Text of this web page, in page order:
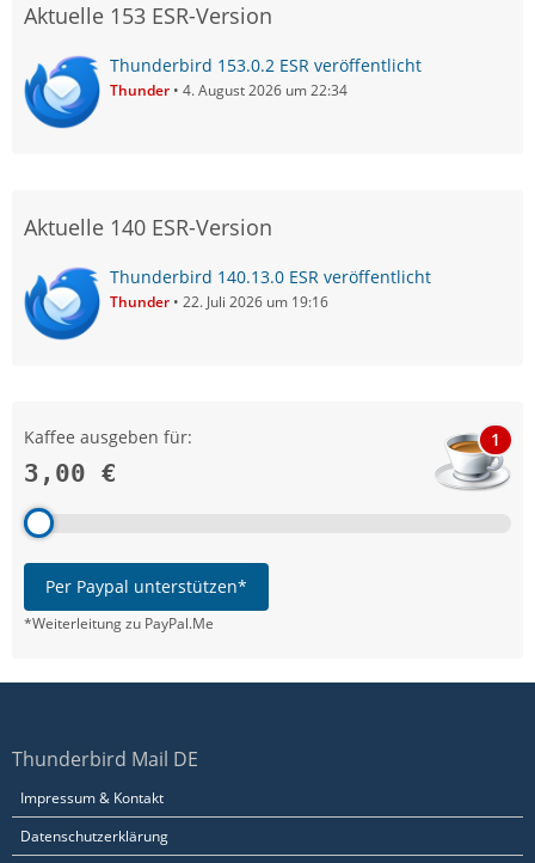
Aktuelle 153 ESR-Version
Thunderbird 153.0.2 ESR veröffentlicht
Thunder 4. August 2026 um 22:34
Aktuelle 140 ESR-Version
Thunderbird 140.13.0 ESR veröffentlicht
Thunder 22. Juli 2026 um 19:16
Kaffee ausgeben für:
3,00 €
1
Per Paypal unterstützen*
*Weiterleitung zu PayPal.Me
Thunderbird Mail DE
Impressum & Kontakt
Datenschutzerklärung